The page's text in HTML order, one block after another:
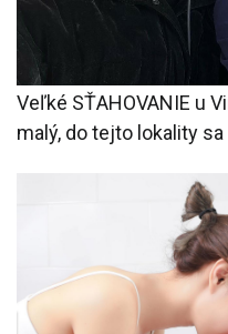
Veľké SŤAHOVANIE u
malý, do tejto lokality